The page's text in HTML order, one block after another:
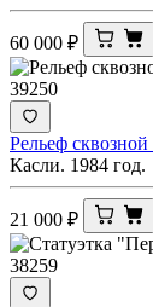
60 000 ₽
39250
Рельеф
Касли. 1984 год.
21 000 ₽
38259